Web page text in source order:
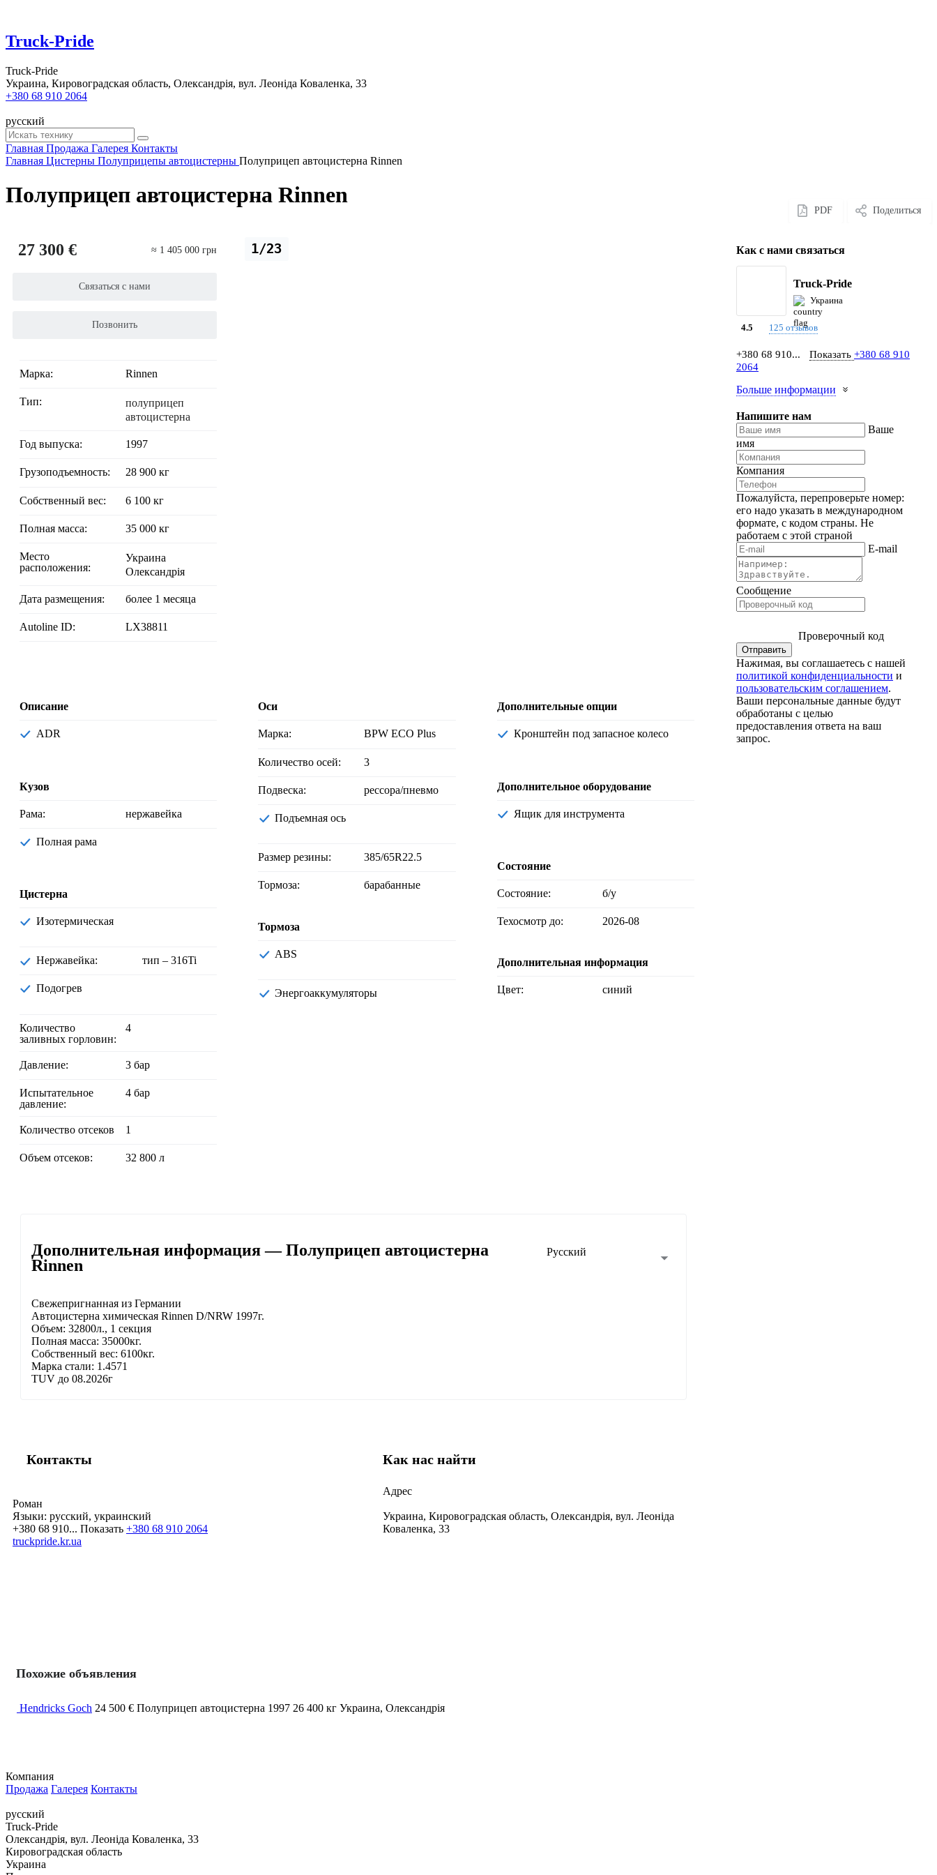
Truck-Pride
Truck-Pride
Украина, Кировоградская область, Олександрія, вул. Леоніда Коваленка, 33
+380 68 910 2064
русский
Главная Продажа Галерея Контакты
Главная Цистерны Полуприцепы автоцистерны Полуприцеп автоцистерна Rinnen
Полуприцеп автоцистерна Rinnen
PDF Поделиться
1/23
27 300 € ≈ 1 405 000 грн
Связаться с нами
Позвонить
Марка: Rinnen
Тип:
полуприцеп
автоцистерна
Год выпуска: 1997
Грузоподъемность: 28 900 кг
Собственный вес: 6 100 кг
Полная масса: 35 000 кг
Место
расположения:
Украина
Олександрія
Дата размещения: более 1 месяца
Autoline ID: LX38811
Описание
ADR
Кузов
Рама: нержавейка
Полная рама
Цистерна
Изотермическая
Нержавейка: тип – 316Ti
Подогрев
Количество
заливных горловин:
4
Давление: 3 бар
Испытательное
давление:
4 бар
Количество отсеков 1
Объем отсеков: 32 800 л
Оси
Марка: BPW ECO Plus
Количество осей: 3
Подвеска: рессора/пневмо
Подъемная ось
Размер резины: 385/65R22.5
Тормоза: барабанные
Тормоза
ABS
Энергоаккумуляторы
Дополнительные опции
Кронштейн под запасное колесо
Дополнительное оборудование
Ящик для инструмента
Состояние
Состояние: б/у
Техосмотр до: 2026-08
Дополнительная информация
Цвет: синий
Дополнительная информация — Полуприцеп автоцистерна
Rinnen
Русский
Свежепригнанная из Германии
Автоцистерна химическая Rinnen D/NRW 1997г.
Объем: 32800л., 1 секция
Полная масса: 35000кг.
Собственный вес: 6100кг.
Марка стали: 1.4571
TUV до 08.2026г
Как с нами связаться
Truck-Pride
Украина
4.5 125 отзывов
+380 68 910... Показать +380 68 910
2064
Больше информации
Напишите нам
Ваше
имя
Компания
Пожалуйста, перепроверьте номер:
его надо указать в международном
формате, с кодом страны. Не
работаем с этой страной
E-mail
Сообщение
Проверочный код
Нажимая, вы соглашаетесь с нашей
политикой конфиденциальности и
пользовательским соглашением.
Ваши персональные данные будут
обработаны с целью
предоставления ответа на ваш
запрос.
Контакты
Роман
Языки: русский, украинский
+380 68 910... Показать +380 68 910 2064
truckpride.kr.ua
Как нас найти
Адрес
Украина, Кировоградская область, Олександрія, вул. Леоніда
Коваленка, 33
Похожие объявления
Hendricks Goch 24 500 € Полуприцеп автоцистерна 1997 26 400 кг Украина, Олександрія
Компания
Продажа Галерея Контакты
русский
Truck-Pride
Олександрія, вул. Леоніда Коваленка, 33
Кировоградская область
Украина